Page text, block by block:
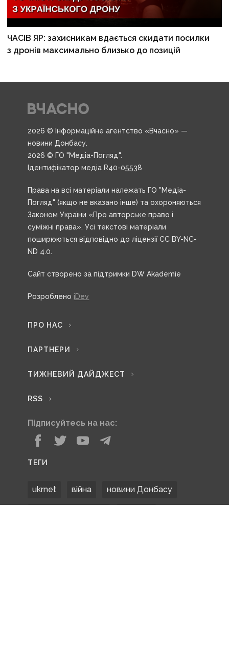
ЧАСІВ ЯР: захисникам вдається скидати посилки
з дронів максимально близько до позицій
2026 © Інформаційне агентство «Вчасно» —
новини Донбасу.
2026 © ГО "Медіа-Погляд".
Ідентифікатор медіа R40-05538
Права на всі матеріали належать ГО "Медіа-
Погляд" (якщо не вказано інше) та охороняються
Законом України «Про авторське право і
суміжні права». Усі текстові матеріали
поширюються відповідно до ліцензії CC BY-NC-
ND 4.0.
Сайт створено за підтримки DW Akademie
Розроблено iDev
ПРО НАС
ПАРТНЕРИ
ТИЖНЕВИЙ ДАЙДЖЕСТ
RSS
Підписуйтесь на нас:
ТЕГИ
ukrnet війна новини Донбасу